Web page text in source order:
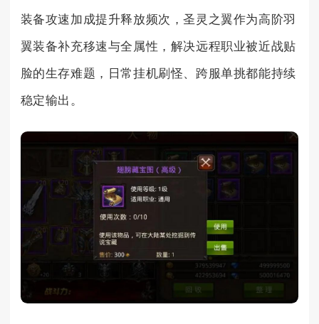
装备攻速加成提升释放频次，圣灵之翼作为高阶羽
翼装备补充移速与全属性，解决远程职业被近战贴
脸的生存难题，日常挂机刷怪、跨服单挑都能持续
稳定输出。